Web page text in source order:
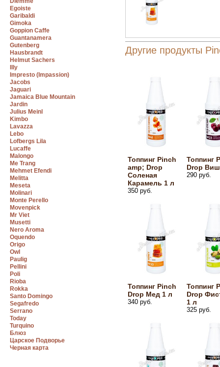
Egoiste
Garibaldi
Gimoka
Goppion Caffe
Guantanamera
Gutenberg
Hausbrandt
Helmut Sachers
Illy
Impresto (Impassion)
Jacobs
Jaguari
Jamaica Blue Mountain
Jardin
Julius Meinl
Kimbo
Lavazza
Lebo
Lofbergs Lila
Lucaffe
Malongo
Me Trang
Mehmet Efendi
Melitta
Meseta
Molinari
Monte Perello
Movenpick
Mr Viet
Musetti
Nero Aroma
Oquendo
Origo
Owl
Paulig
Pellini
Poli
Rioba
Rokka
Santo Domingo
Segafredo
Serrano
Today
Turquino
Блюз
Царское Подворье
Черная карта
Другие продукты
Топпинг Pinch
amp; Drop
Соленая
Карамель 1 л
350 руб.
Топпинг
Drop
290 руб.
Топпинг Pinch
Drop Мед 1 л
340 руб.
Топпинг
Drop
1 л
325 руб.